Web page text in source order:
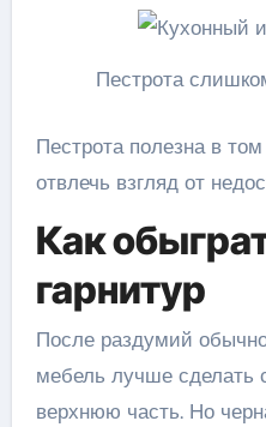
Пестрота
Пестрота полезна в
отвлечь взгляд от
Как
гарнитур
После раздумий
мебель лучше сделать
верхнюю часть. Но